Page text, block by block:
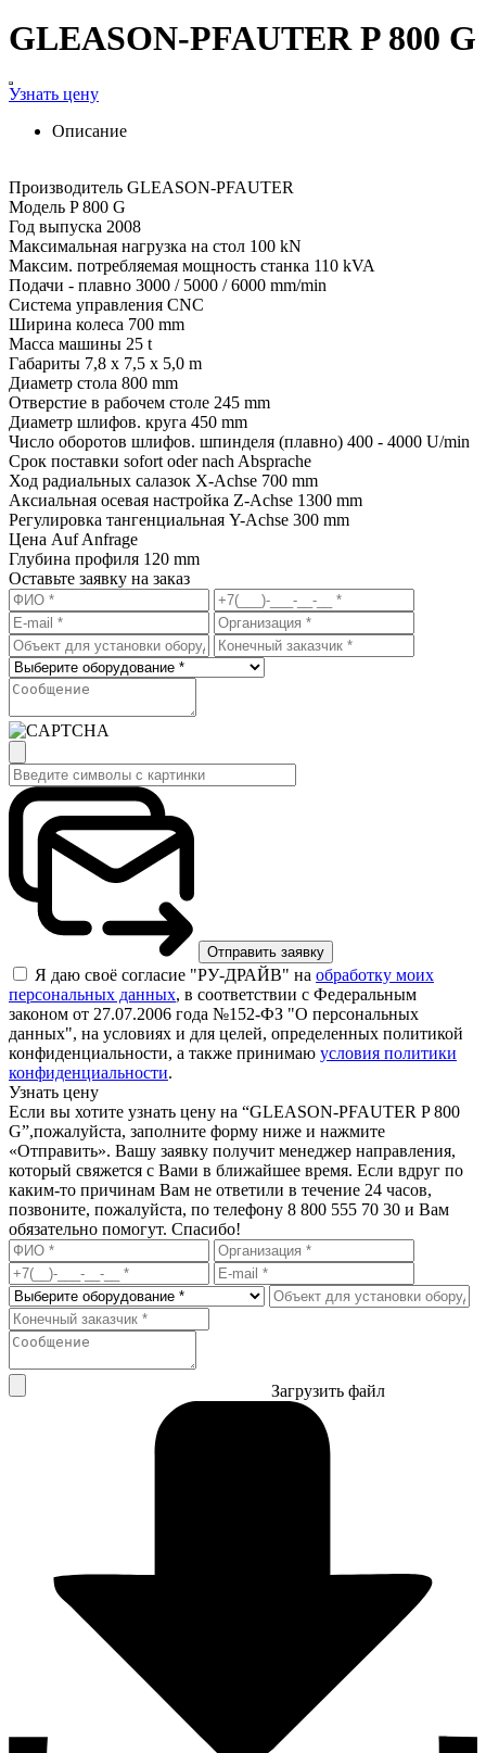
GLEASON-PFAUTER P 800 G
Узнать цену
Описание
Производитель GLEASON-PFAUTER
Модель P 800 G
Год выпуска 2008
Максимальная нагрузка на стол 100 kN
Максим. потребляемая мощность станка 110 kVA
Подачи - плавно 3000 / 5000 / 6000 mm/min
Система управления CNC
Ширина колеса 700 mm
Масса машины 25 t
Габариты 7,8 x 7,5 x 5,0 m
Диаметр стола 800 mm
Отверстие в рабочем столе 245 mm
Диаметр шлифов. круга 450 mm
Число оборотов шлифов. шпинделя (плавно) 400 - 4000 U/min
Срок поставки sofort oder nach Absprache
Ход радиальных салазок X-Achse 700 mm
Аксиальная осевая настройка Z-Achse 1300 mm
Регулировка тангенциальная Y-Achse 300 mm
Цена Auf Anfrage
Глубина профиля 120 mm
Оставьте заявку на заказ
Я даю своё согласие "РУ-ДРАЙВ" на обработку моих
персональных данных, в соответствии с Федеральным
законом от 27.07.2006 года №152-ФЗ "О персональных
данных", на условиях и для целей, определенных политикой
конфиденциальности, а также принимаю условия политики
конфиденциальности.
Узнать цену
Если вы хотите узнать цену на “GLEASON-PFAUTER P 800
G”,пожалуйста, заполните форму ниже и нажмите
«Отправить». Вашу заявку получит менеджер направления,
который свяжется с Вами в ближайшее время. Если вдруг по
каким-то причинам Вам не ответили в течение 24 часов,
позвоните, пожалуйста, по телефону 8 800 555 70 30 и Вам
обязательно помогут. Спасибо!
Загрузить файл